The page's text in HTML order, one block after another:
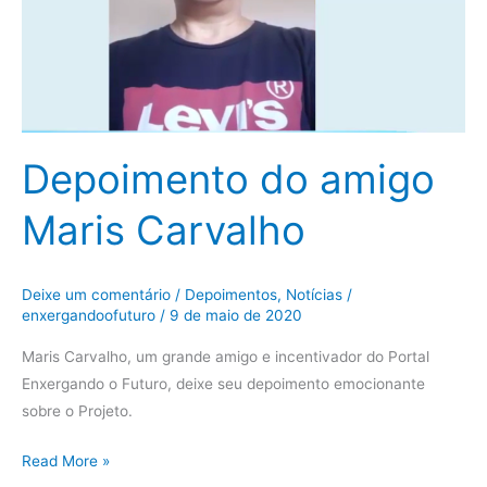
Depoimento do amigo
Maris Carvalho
Deixe um comentário / Depoimentos, Notícias /
enxergandoofuturo / 9 de maio de 2020
Maris Carvalho, um grande amigo e incentivador do Portal
Enxergando o Futuro, deixe seu depoimento emocionante
sobre o Projeto.
Read More »